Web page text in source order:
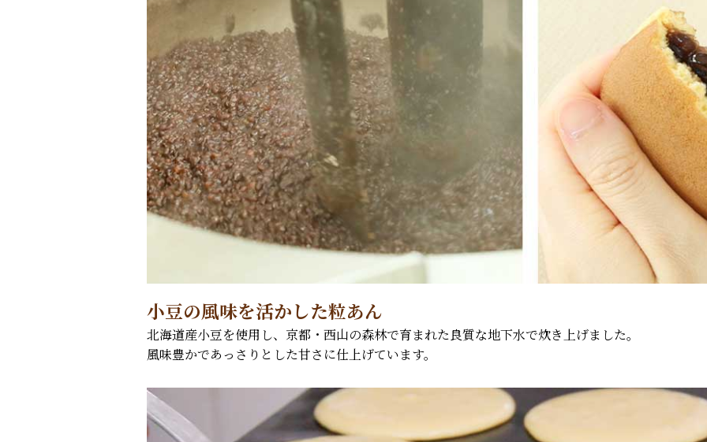
小豆の風味を活かした粒あん
北海道産小豆を使用し、京都・西山の森林で育まれた良質な地下水で炊き上げました。
風味豊かであっさりとした甘さに仕上げています。